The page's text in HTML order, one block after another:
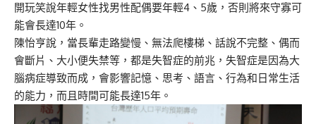
開玩笑說年輕女性找男性配偶要年輕4、5歲，否則將來守寡可
能會長達10年。
陳怡亨說，當長輩走路變慢、無法爬樓梯、話說不完整、偶而
會斷片、大小便失禁等，都是失智症的前兆，失智症是因為大
腦病症導致而成，會影響記憶、思考、語言、行為和日常生活
的能力，而且時間可能長達15年。